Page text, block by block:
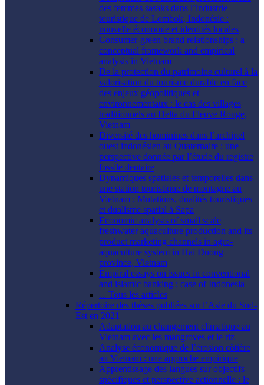
des femmes sasaks dans l’industrie
touristique de Lombok, Indonésie :
nouvelle économie et identités locales
Consumer-green brand relationships : a
conceptual framework and empirical
analysis in Vietnam
De la protection du patrimoine culturel à la
valorisation du tourisme durable en face
des enjeux géopolitiques et
environnementaux : le cas des villages
traditionnels au Delta du Fleuve Rouge,
Vietnam
Diversité des hominines dans l’archipel
ouest indonésien au Quaternaire : une
perspective donnée par l’étude du registre
fossile dentaire
Dynamiques spatiales et temporelles dans
une station touristique de montagne au
Vietnam : Mutations, dualités touristiques
et dualisme spatial à Sapa
Economic analysis of small scale
freshwater aquaculture production and its
product marketing channels in agro-
aquaculture system in Hai Duong
province, Vietnam
Empiral essays on issues in conventional
and islamic banking : case of Indonesia
... Tous les articles
Répertoire des thèses publiées sur l’Asie du Sud-
Est en 2021
Adaptation au changement climatique au
Vietnam avec les mangroves et le riz
Analyse économique de l’érosion côtière
au Vietnam : une approche empirique
Apprentissage des langues sur objectifs
spécifiques et perspective actionnelle : le